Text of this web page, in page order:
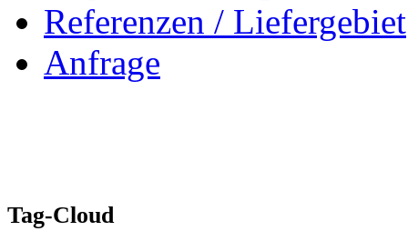
Referenzen / Liefergebiet
Anfrage
Tag-Cloud